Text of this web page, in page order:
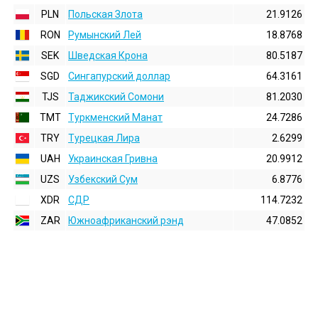
PLN
Польская Злота
21.9126
RON
Румынский Лей
18.8768
SEK
Шведская Крона
80.5187
SGD
Сингапурский доллар
64.3161
TJS
Таджикский Сомони
81.2030
TMT
Туркменский Манат
24.7286
TRY
Турецкая Лира
2.6299
UAH
Украинская Гривна
20.9912
UZS
Узбекский Сум
6.8776
XDR
СДР
114.7232
ZAR
Южноафриканский рэнд 47.0852